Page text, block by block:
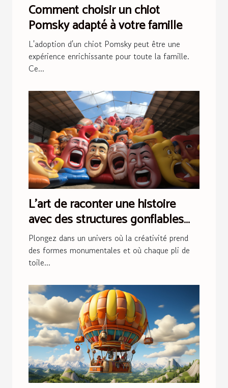
Comment choisir un chiot
Pomsky adapté à votre famille
L'adoption d'un chiot Pomsky peut être une
expérience enrichissante pour toute la famille.
Ce...
L'art de raconter une histoire
avec des structures gonflables
lors d'événements
Plongez dans un univers où la créativité prend
des formes monumentales et où chaque pli de
toile...